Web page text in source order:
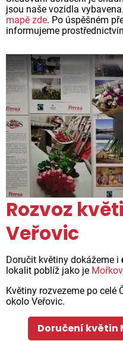
jsou naše vozidla
mapě zde. Po úspěšném
informujeme
Rozvoz
Veřovic
Doručit květiny dokážeme i
lokalit poblíž jako je Mořkov
Květiny rozvezeme po celé
okolo Veřovic.
Doručení květin